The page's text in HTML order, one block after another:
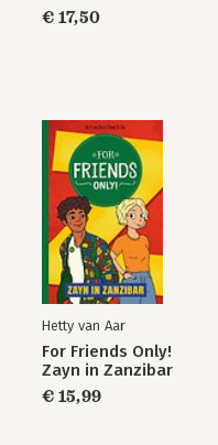
€ 17,50
Hetty van Aar
For Friends Only!
Zayn in Zanzibar
€ 15,99